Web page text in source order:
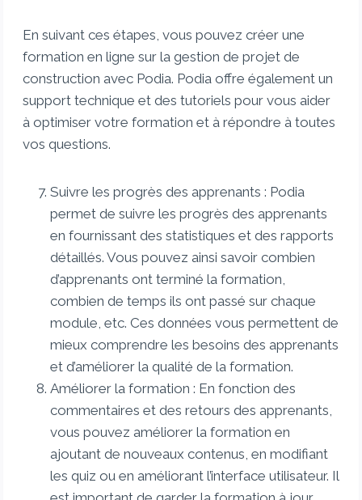
En suivant ces étapes, vous pouvez créer une
formation en ligne sur la gestion de projet de
construction avec Podia. Podia offre également un
support technique et des tutoriels pour vous aider
à optimiser votre formation et à répondre à toutes
vos questions.
Suivre les progrès des apprenants : Podia
permet de suivre les progrès des apprenants
en fournissant des statistiques et des rapports
détaillés. Vous pouvez ainsi savoir combien
d’apprenants ont terminé la formation,
combien de temps ils ont passé sur chaque
module, etc. Ces données vous permettent de
mieux comprendre les besoins des apprenants
et d’améliorer la qualité de la formation.
Améliorer la formation : En fonction des
commentaires et des retours des apprenants,
vous pouvez améliorer la formation en
ajoutant de nouveaux contenus, en modifiant
les quiz ou en améliorant l’interface utilisateur. Il